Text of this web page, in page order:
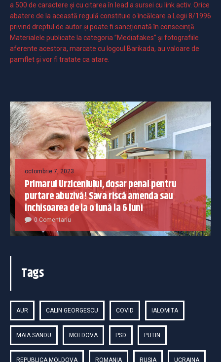
a 500 de caractere şi cu citarea în lead a sursei cu link activ. Orice
abatere de la această regulă constituie o încălcare a Legii 8/1996
privind dreptul de autor și poate fi sancționată în consecință.
Materialele publicate la categoria ”Mediafakes” și fotografiile
aferente acestora, marcate cu logoul Barikada, au valoare de
pamflet și vor fi tratate ca atare.
octombrie 7, 2023
Primarul Urziceniului, dosar penal pentru
purtare abuzivă! Sava riscă amenda sau
închisoarea de la o lună la 6 luni
0 Comentariu
Tags
AUR CALIN GEORGESCU COVID IALOMITA
MAIA SANDU MOLDOVA PSD PUTIN
REPUBLICA MOLDOVA ROMANIA RUSIA UCRAINA